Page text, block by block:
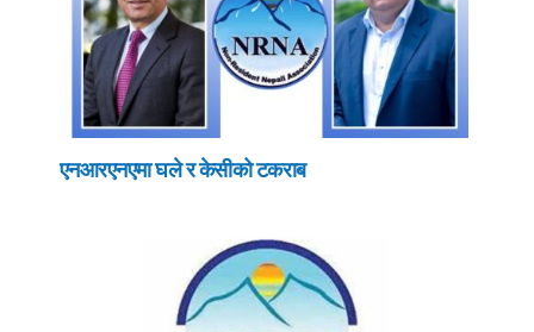
एनआरएनएमा घले र केसीको टकराब